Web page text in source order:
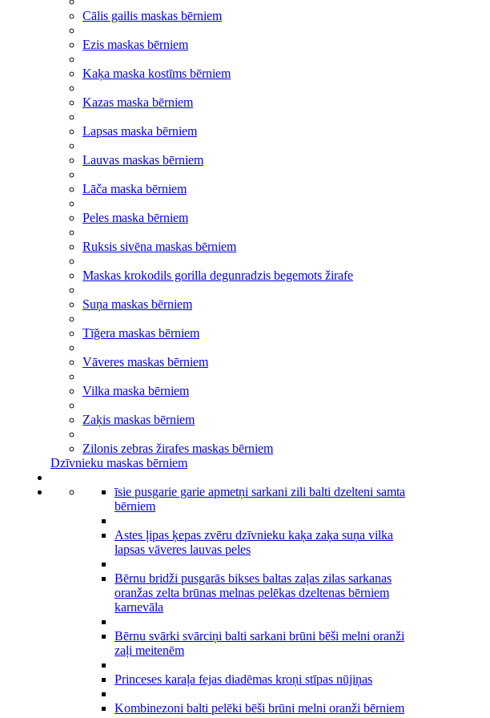
Cālis gailis maskas bērniem
Ezis maskas bērniem
Kaķa maska kostīms bērniem
Kazas maska bērniem
Lapsas maska bērniem
Lauvas maskas bērniem
Lāča maska bērniem
Peles maska bērniem
Ruksis sivēna maskas bērniem
Maskas krokodils gorilla degunradzis begemots žirafe
Suņa maskas bērniem
Tīğera maskas bērniem
Vāveres maskas bērniem
Vilka maska bērniem
Zaķis maskas bērniem
Zilonis zebras žirafes maskas bērniem
Dzīvnieku maskas bērniem
īsie pusgarie garie apmetņi sarkani zili balti dzelteni samta
bērniem
Astes ļipas ķepas zvēru dzīvnieku kaķa zaķa suņa vilka
lapsas vāveres lauvas peles
Bērnu bridži pusgarās bikses baltas zaļas zilas sarkanas
oranžas zelta brūnas melnas pelēkas dzeltenas bērniem
karnevāla
Bērnu svārki svārciņi balti sarkani brūni bēši melni oranži
zaļi meitenēm
Princeses karaļa fejas diadēmas kroņi stīpas nūjiņas
Kombinezoni balti pelēki bēši brūni melni oranži bērniem